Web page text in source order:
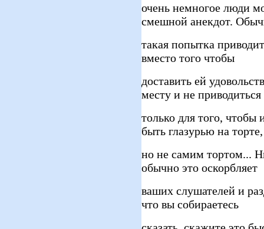
очень немногое люди
смешной анекдот.
такая попытка
вместо того чтобы
доставить ей
месту и не приводиться
только для того,
быть глазурью на торте,
но не самим тортом...
обычно это оскорбляет
ваших слушателей и
что вы собираетесь